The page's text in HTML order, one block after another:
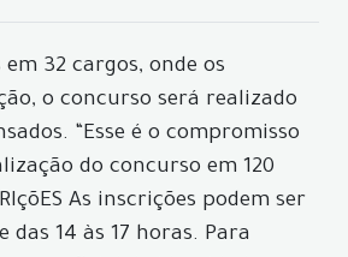
32 cargos, onde os
o concurso será realizado
“Esse é o compromisso
do concurso em 120
As inscrições podem ser
14 às 17 horas. Para